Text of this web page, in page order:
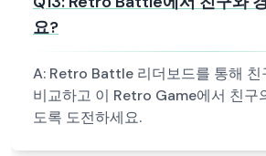
요?
A: Retro Battle 리더보드를 통해 친
비교하고 이 Retro Game에서 친구
도록 도전하세요.